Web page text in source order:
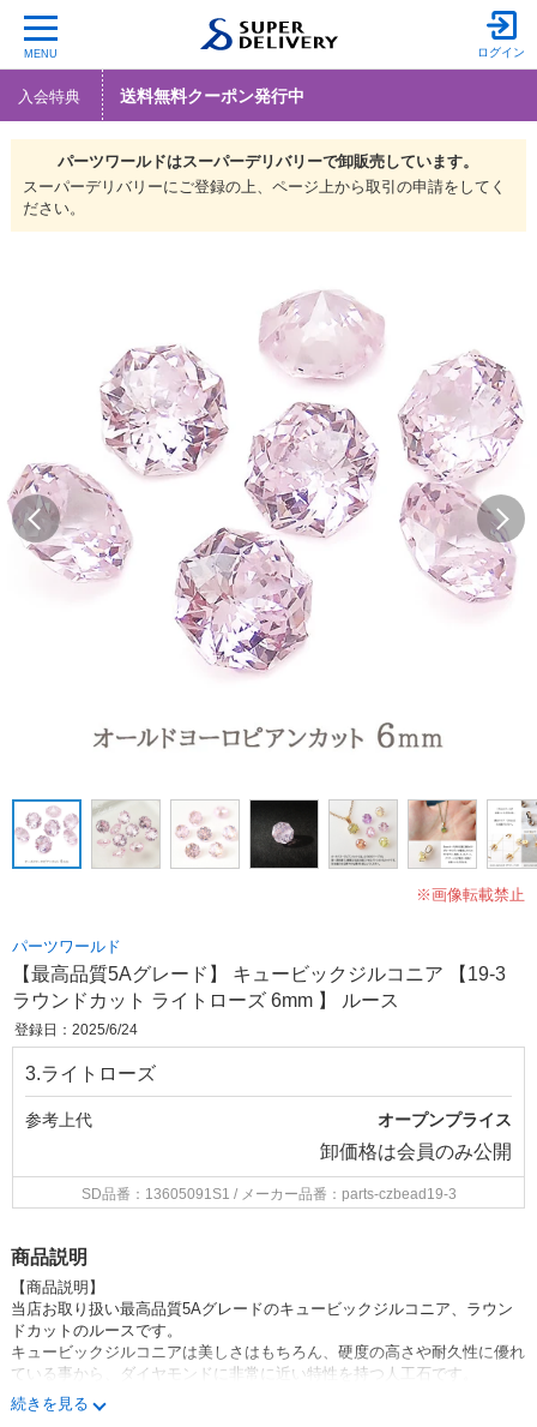
MENU ログイン
入会特典 送料無料クーポン発行中
パーツワールドはスーパーデリバリーで卸販売しています。
スーパーデリバリーにご登録の上、ページ上から取引の申請をしてく
ださい。
※画像転載禁止
パーツワールド
【最高品質5Aグレード】 キュービックジルコニア 【19-3
ラウンドカット ライトローズ 6mm 】 ルース
登録日：2025/6/24
3.ライトローズ
参考上代 オープンプライス
卸価格は会員のみ公開
SD品番：13605091S1 / メーカー品番：parts-czbead19-3
商品説明
【商品説明】
当店お取り扱い最高品質5Aグレードのキュービックジルコニア、ラウン
ドカットのルースです。
キュービックジルコニアは美しさはもちろん、硬度の高さや耐久性に優れ
ている事から、ダイヤモンドに非常に近い特性を持つ人工石です。
指輪やネックレス、ピアスなど、頻繁に使用するアクセサリーに多く用い
られてきました。
続きを見る